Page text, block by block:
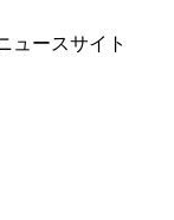
ュースサイト